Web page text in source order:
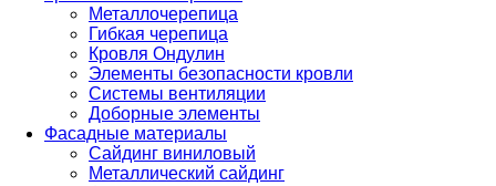
Металлочерепица
Гибкая черепица
Кровля Ондулин
Элементы безопасности кровли
Системы вентиляции
Доборные элементы
Фасадные материалы
Сайдинг виниловый
Металлический сайдинг